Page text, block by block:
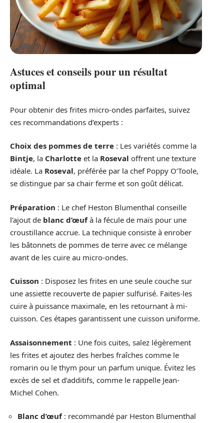
Astuces et conseils pour un résultat
optimal
Pour obtenir des frites micro-ondes parfaites, suivez
ces recommandations d’experts :
Choix des pommes de terre : Les variétés comme la
Bintje, la Charlotte et la Roseval offrent une texture
idéale. La Roseval, préférée par la chef Poppy O’Toole,
se distingue par sa chair ferme et son goût délicat.
Préparation : Le chef Heston Blumenthal conseille
l’ajout de blanc d’œufà la fécule de maïs pour une
croustillance accrue. La technique consiste à enrober
les bâtonnets de pommes de terre avec ce mélange
avant de les cuire au micro-ondes.
Cuisson : Disposez les frites en une seule couche sur
une assiette recouverte de papier sulfurisé. Faites-les
cuire à puissance maximale, en les retournant à mi-
cuisson. Ces étapes garantissent une cuisson uniforme.
Assaisonnement : Une fois cuites, salez légèrement
les frites et ajoutez des herbes fraîches comme le
romarin ou le thym pour un parfum unique. Évitez les
excès de sel et d’additifs, comme le rappelle Jean-
Michel Cohen.
Blanc d’œuf: recommandé par Heston Blumenthal